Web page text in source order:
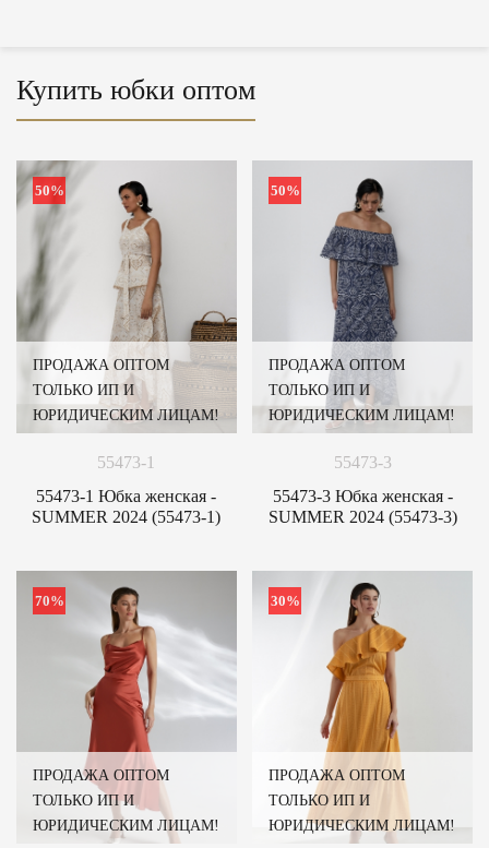
Купить юбки оптом
50%
ПРОДАЖА ОПТОМ
ТОЛЬКО ИП И
ЮРИДИЧЕСКИМ ЛИЦАМ!
55473-1
55473-1 Юбка женская -
SUMMER 2024 (55473-1)
50%
ПРОДАЖА ОПТОМ
ТОЛЬКО ИП И
ЮРИДИЧЕСКИМ ЛИЦАМ!
55473-3
55473-3 Юбка женская -
SUMMER 2024 (55473-3)
70%
ПРОДАЖА ОПТОМ
ТОЛЬКО ИП И
ЮРИДИЧЕСКИМ ЛИЦАМ!
30%
ПРОДАЖА ОПТОМ
ТОЛЬКО ИП И
ЮРИДИЧЕСКИМ ЛИЦАМ!